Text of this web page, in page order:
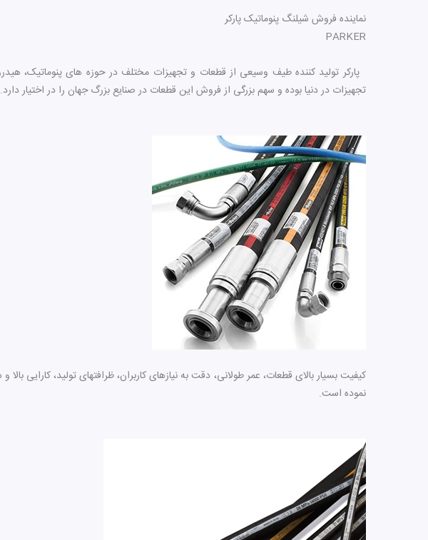
نماینده فروش شیلنگ پنوماتیک پارکر
PARKER
پارکر تولید کننده طیف وسیعی از قطعات و تجهیزات مختلف در حوزه های پنوماتیک،
تجهیزات در دنیا بوده و سهم بزرگی از فروش این قطعات در صنایع بزرگ جهان را در اختیار دارد.
کیفیت بسیار بالای قطعات، عمر طولانی، دقت به نیازهای کاربران، ظرافتهای تولید، کارایی
نموده است.